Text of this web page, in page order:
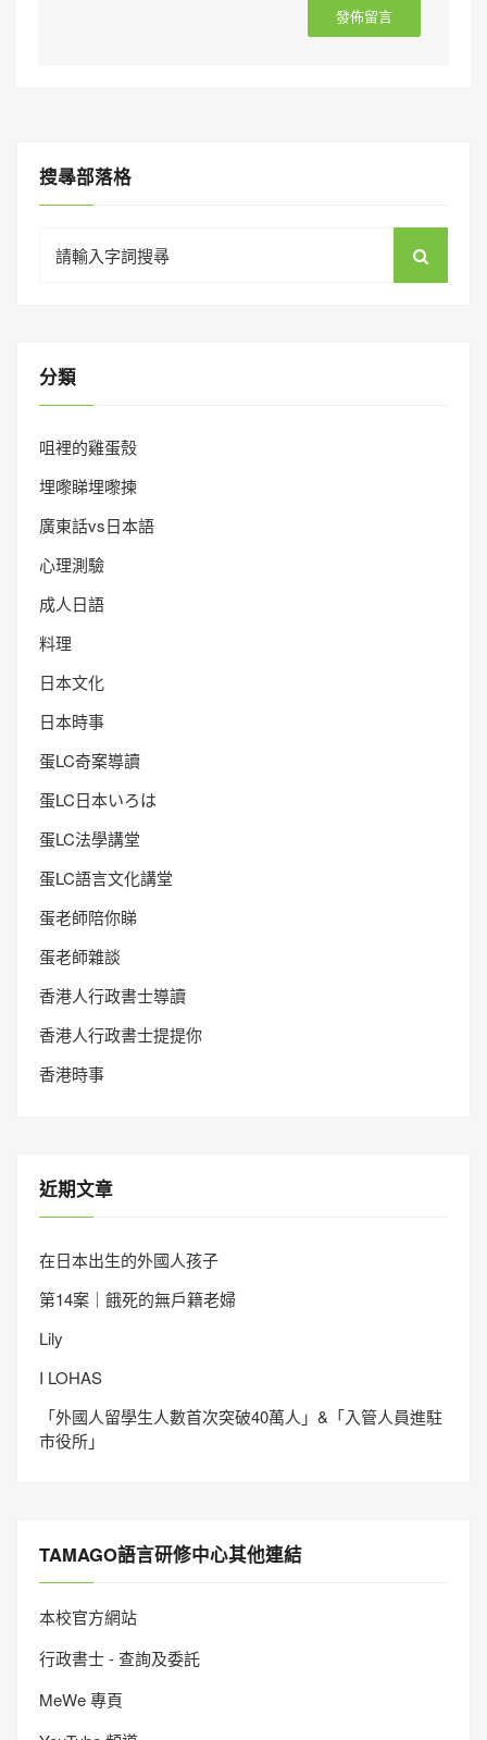
搜㝷部落格
for:
分類
咀裡的雞蛋殼
埋嚟睇埋嚟揀
廣東話vs日本語
心理測驗
成人日語
料理
日本文化
日本時事
蛋LC奇案導讀
蛋LC日本いろは
蛋LC法學講堂
蛋LC語言文化講堂
蛋老師陪你睇
蛋老師雜談
香港人行政書士導讀
香港人行政書士提提你
香港時事
近期文章
在日本出生的外國人孩子
第14案｜餓死的無戶籍老婦
Lily
I LOHAS
「外國人留學生人數首次突破40萬人」&「入管人員進駐
市役所」
TAMAGO語言研修中心其他連結
本校官方網站
行政書士 - 查詢及委託
MeWe 專頁